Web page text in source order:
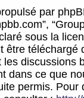
par
sous la
être téléchargé
les discussions
dans ce que
permis.